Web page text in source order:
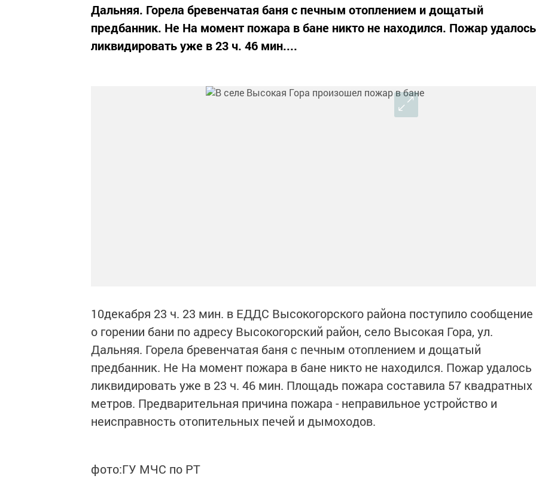
Дальняя. Горела бревенчатая баня с печным отоплением и дощатый
предбанник. Не На момент пожара в бане никто не находился. Пожар удалось
ликвидировать уже в 23 ч. 46 мин....
10декабря 23 ч. 23 мин. в ЕДДС Высокогорского района поступило сообщение
о горении бани по адресу Высокогорский район, село Высокая Гора, ул.
Дальняя. Горела бревенчатая баня с печным отоплением и дощатый
предбанник. Не На момент пожара в бане никто не находился. Пожар удалось
ликвидировать уже в 23 ч. 46 мин. Площадь пожара составила 57 квадратных
метров. Предварительная причина пожара - неправильное устройство и
неисправность отопительных печей и дымоходов.
фото:ГУ МЧС по РТ